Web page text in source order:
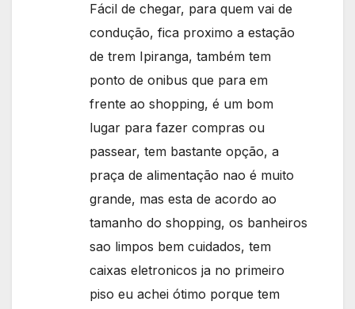
Fácil de chegar, para quem vai de
condução, fica proximo a estação
de trem Ipiranga, também tem
ponto de onibus que para em
frente ao shopping, é um bom
lugar para fazer compras ou
passear, tem bastante opção, a
praça de alimentação nao é muito
grande, mas esta de acordo ao
tamanho do shopping, os banheiros
sao limpos bem cuidados, tem
caixas eletronicos ja no primeiro
piso eu achei ótimo porque tem